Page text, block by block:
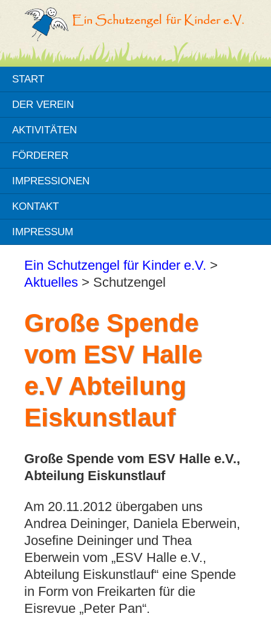
START
DER VEREIN
AKTIVITÄTEN
FÖRDERER
IMPRESSIONEN
KONTAKT
IMPRESSUM
Ein Schutzengel für Kinder e.V. >
Aktuelles > Schutzengel
Große Spende
vom ESV Halle
e.V Abteilung
Eiskunstlauf
Große Spende vom ESV Halle e.V.,
Abteilung Eiskunstlauf
Am 20.11.2012 übergaben uns
Andrea Deininger, Daniela Eberwein,
Josefine Deininger und Thea
Eberwein vom „ESV Halle e.V.,
Abteilung Eiskunstlauf“ eine Spende
in Form von Freikarten für die
Eisrevue „Peter Pan“.